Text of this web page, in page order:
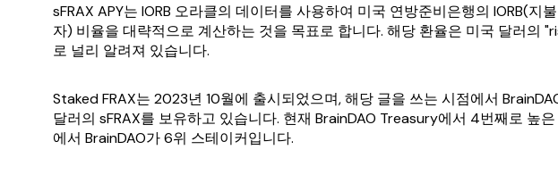
sFRAX APY는 IORB 오라클의 데이터를 사용하여 미국 연방준비은행의 IORB(지
자) 비율을 대략적으로 계산하는 것을 목표로 합니다. 해당 환율은 미국 달러의
로 널리 알려져 있습니다.
Staked FRAX는 2023년 10월에 출시되었으며, 해당 글을 쓰는 시점에서
달러의 sFRAX를 보유하고 있습니다. 현재 BrainDAO Treasury에서 4번째로 높
에서 BrainDAO가 6위 스테이커입니다.